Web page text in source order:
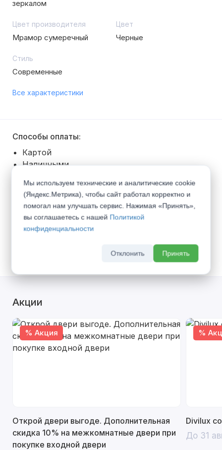
зеркалом
Цвет производителя
Мрамор сумеречный
Цвет
Черные
Стиль
Современные
Все характеристики
Способы оплаты:
Картой
Наличными
Покупка в рассрочку
Способы получения:
Доставка транспортом по г. Сызрань -
Акции
% Акция
Открой двери выгоде. Дополнительная
скидка 10% на межкомнатные двери при
покупке входной двери
%
Divilux
До 31
Мы используем технические и аналитические cookie
(Яндекс.Метрика), чтобы сайт работал корректно и
помогал нам улучшать сервис. Нажимая «Принять»,
вы соглашаетесь с нашей Политикой
конфиденциальности
Отклонить Принять